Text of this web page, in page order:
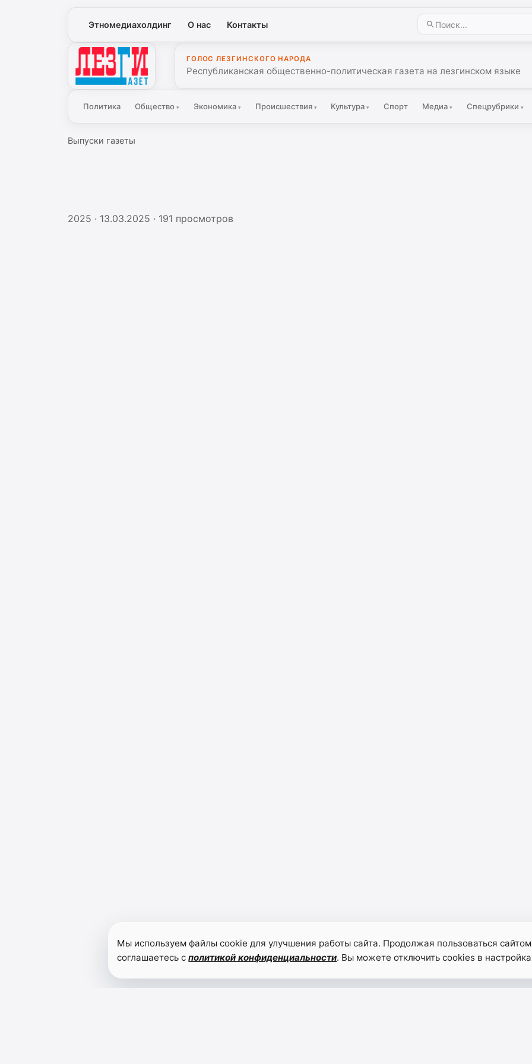
Этномедиахолдинг О нас Контакты
Лезги Газет
ГОЛОС ЛЕЗГИНСКОГО НАРОДА
Республиканская общественно-политическая газета на лезгинском языке
Политика Общество▾ Экономика ▾ Происшествия ▾ Культура▾ Спорт Медиа ▾ Спецрубрики ▾
Выпуски газеты
2025 · 13.03.2025 · 191 просмотров
Мы используем файлы cookie для улучшения работы сайта. Продолжая пользоваться
соглашаетесь сполитикой конфиденциальности. Вы можете отключить cookies в